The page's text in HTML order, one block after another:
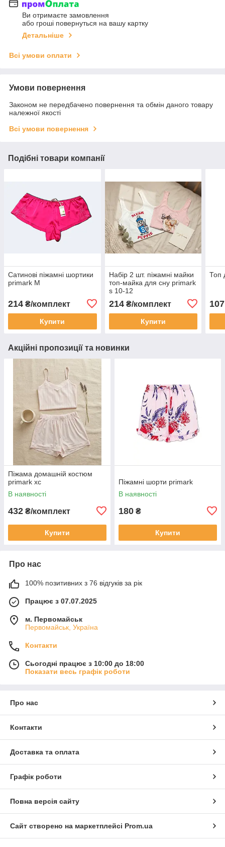
Ви отримаєте замовлення
або гроші повернуться на вашу картку
Детальніше
Всі умови оплати
Умови повернення
Законом не передбачено повернення та обмін даного товару
належної якості
Всі умови повернення
Подібні товари компанії
Сатинові піжамні шортики
primark М
214 ₴/комплект
Купити
Набір 2 шт. піжамні майки
топ-майка для сну primark
s 10-12
214₴/комплект
Купити
Топ
107
Акційні пропозиції та новинки
Піжама домашній костюм
primark хс
В наявності
432 ₴/комплект
Купити
Піжамні шорти primark
В наявності
180 ₴
Купити
Про нас
100% позитивних з 76 відгуків за рік
Працює з 07.07.2025
м. Первомайськ
Первомайськ, Україна
Контакти
Сьогодні працює з 10:00 до 18:00
Показати весь графік роботи
Про нас
Контакти
Доставка та оплата
Графік роботи
Повна версія сайту
Сайт створено на маркетплейсі Prom.ua